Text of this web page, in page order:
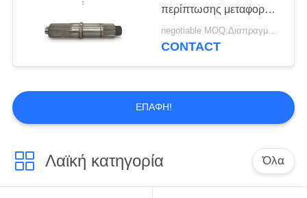
περίπτωσης μεταφοράς
μερών φορτηγών
συγκεκριμένων αντλιών
negotiable MOQ:Διαπραγματεύσιμο
CONTACT
ΕΠΑΦΉ!
Λαϊκή κατηγορία Όλα